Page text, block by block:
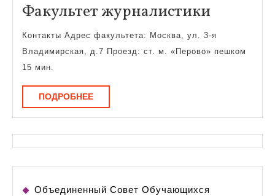
Факультет журналистики
Контакты Адрес факультета: Москва, ул. 3-я
Владимирская, д.7 Проезд: ст. м. «Перово» пешком
15 мин.
ПОДРОБНЕЕПОДРОБНЕЕ
Объединенный Совет Обучающихся